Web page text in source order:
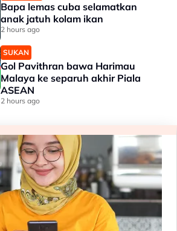
Bapa lemas cuba selamatkan
anak jatuh kolam ikan
2 hours ago
SUKAN
Gol Pavithran bawa Harimau
Malaya ke separuh akhir Piala
ASEAN
2 hours ago